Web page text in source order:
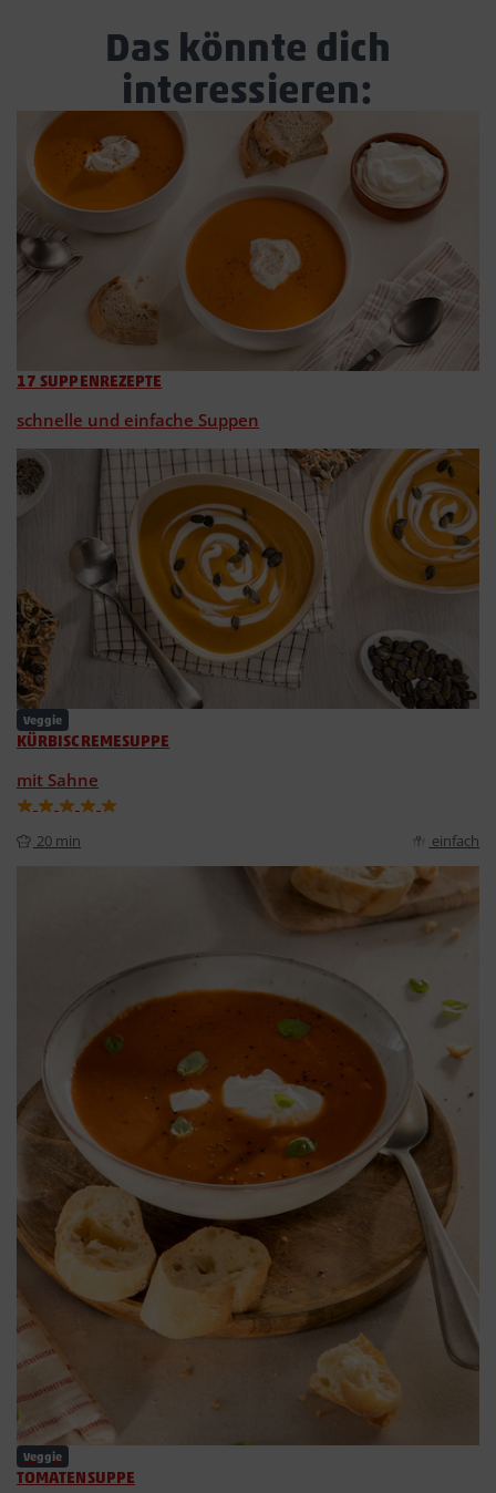
Das könnte dich
interessieren:
17 SUPPENREZEPTE
schnelle und einfache Suppen
Veggie
KÜRBISCREMESUPPE
mit Sahne
20 min einfach
Veggie
TOMATENSUPPE